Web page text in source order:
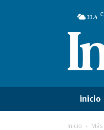
33.4 C
inicio
Inicio Más